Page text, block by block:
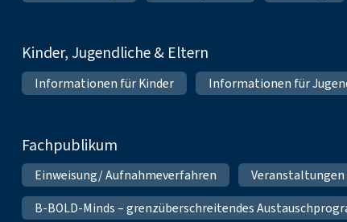
Kinder, Jugendliche & Eltern
Informationen für Kinder Informationen für
Fachpublikum
Einweisung/ Aufnahmeverfahren Veranstaltungen
B-BOLD-Minds – grenzüberschreitendes